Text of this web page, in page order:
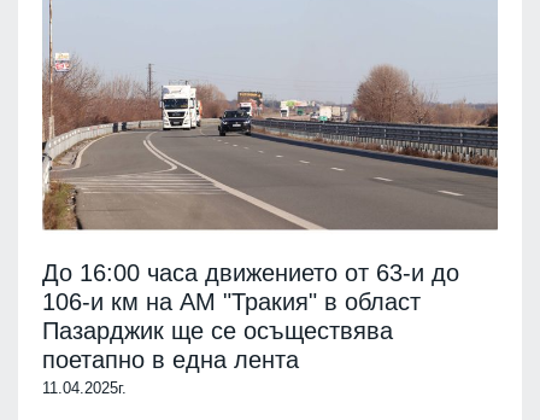
До 16:00 часа движението от 63-и до
106-и км на АМ "Тракия" в област
Пазарджик ще се осъществява
поетапно в една лента
11.04.2025г.